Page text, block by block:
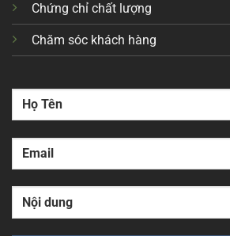
Chứng chỉ chất lượng
Chăm sóc khách hàng